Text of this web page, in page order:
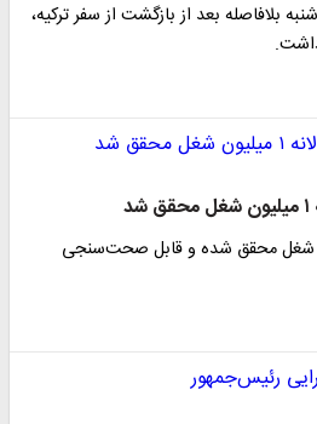
بلافاصله بعد از بازگشت از سفر ترکیه،
شغل محقق شده و قابل صحت‌سنجی